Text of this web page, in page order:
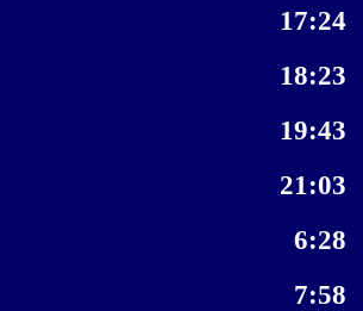
17:24
18:23
19:43
21:03
6:28
7:58